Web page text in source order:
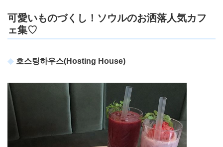
可愛いものづくし！ソウルのお洒落人気カフ
ェ集♡
호스팅하우스(Hosting House)